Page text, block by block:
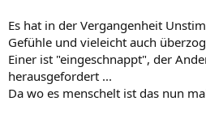
Es hat in der Vergangenheit
Gefühle und vieleicht auch
Einer ist "eingeschnappt", der
herausgefordert ...
Da wo es menschelt ist das nun